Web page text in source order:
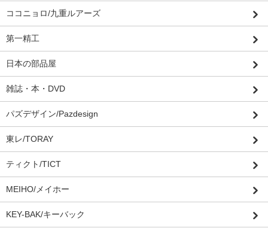
ココニョロ/九重ルアーズ
第一精工
日本の部品屋
雑誌・本・DVD
パズデザイン/Pazdesign
東レ/TORAY
ティクト/TICT
MEIHO/メイホー
KEY-BAK/キーバック